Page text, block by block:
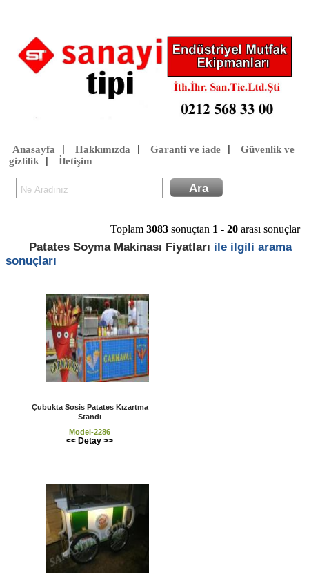
Anasayfa Hakkımızda Garanti ve iade
Güvenlik ve
gizlilik| İletişim
Toplam 3083 sonuçtan 1 - 20 arası sonuçlar
Patates Soyma Makinası Fiyatları ile ilgili arama
sonuçları
Çubukta Sosis Patates Kızartma
Standı
Model-2286
<< Detay >>